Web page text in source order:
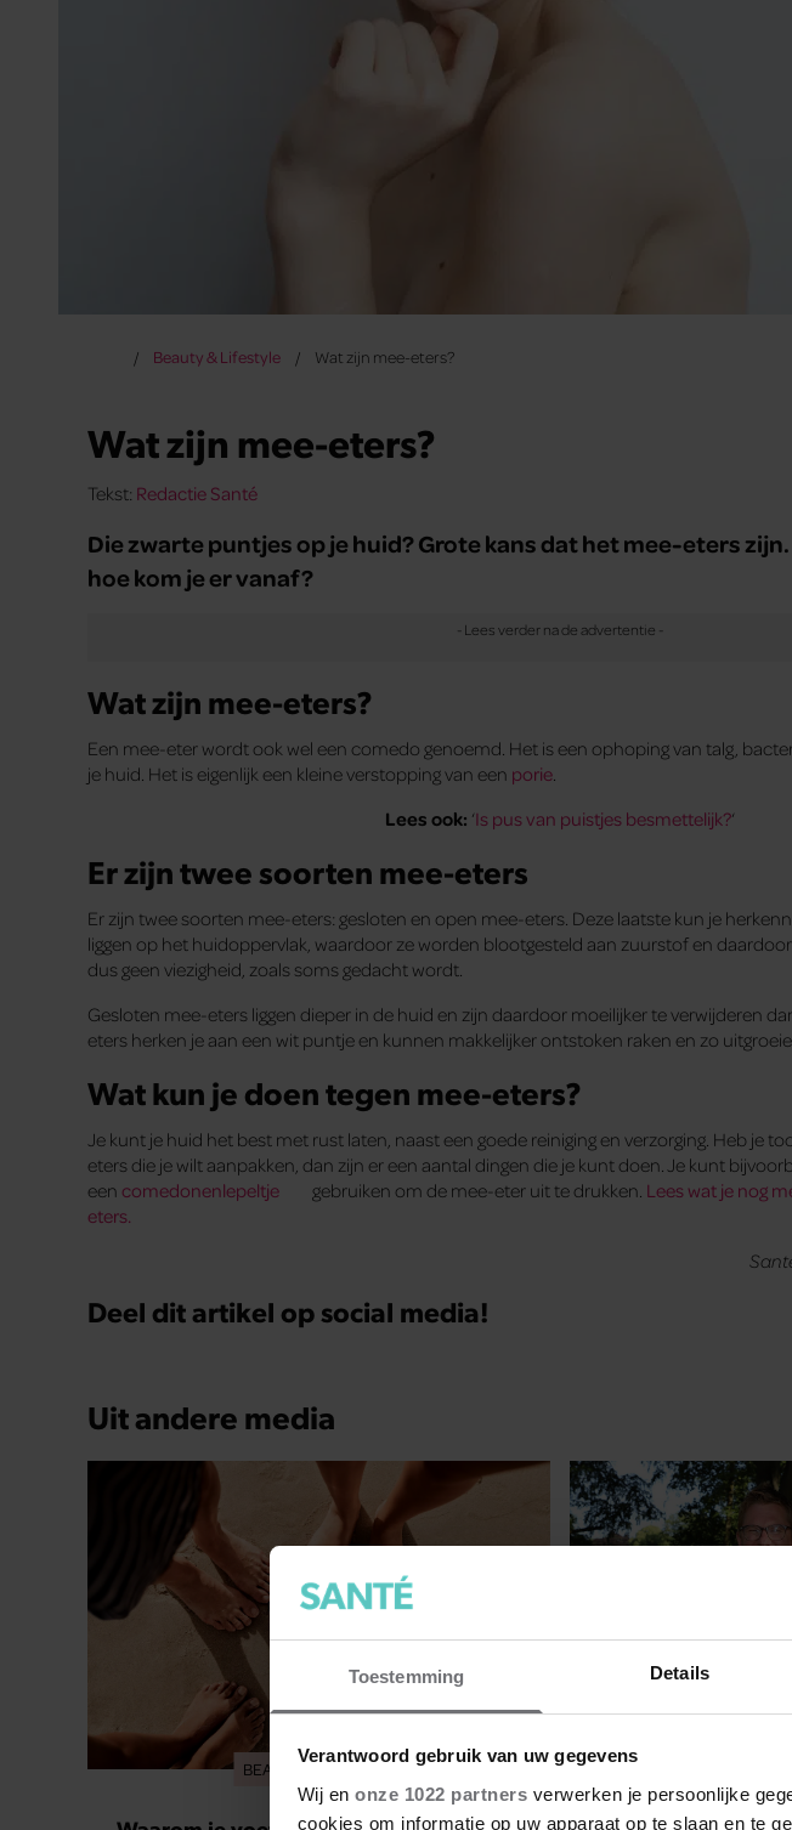
Toestemming Details
Verantwoord gebruik van uw gegevens
Wij en onze 1022 partners verwerken je persoonlijke
cookies om informatie op uw apparaat op te slaan en te
Beauty & Lifestyle Wat zijn mee-eters?
Wat zijn mee-eters?
Tekst: Redactie Santé
Die zwarte puntjes op je huid? Grote kans dat het mee-eters
hoe kom je er vanaf?
Wat zijn mee-eters?
Een mee-eter wordt ook wel een comedo genoemd. Het is een ophoping van talg,
je huid. Het is eigenlijk een kleine verstopping van een porie
Lees ook: ‘Is pus van puistjes besmettelijk?‘
Er zijn twee soorten mee-eters
Er zijn twee soorten mee-eters: gesloten en open mee-eters. Deze laatste kun je
liggen op het huidoppervlak, waardoor ze worden blootgesteld aan zuurstof en
dus geen viezigheid, zoals soms gedacht wordt.
Gesloten mee-eters liggen dieper in de huid en zijn daardoor moeilijker te verwijderen
eters herken je aan een wit puntje en kunnen makkelijker ontstoken raken en zo
Wat kun je doen tegen mee-eters?
Je kunt je huid het best met rust laten, naast een goede reiniging en verzorging. Heb je
eters die je wilt aanpakken, dan zijn er een aantal dingen die je kunt doen. Je kunt
een comedonenlepeltje gebruiken om de mee-eter uit te drukken. Lees wat je nog
eters.
Deel dit artikel op social media!
Uit andere media
BEAUTY & LIFESTYLE